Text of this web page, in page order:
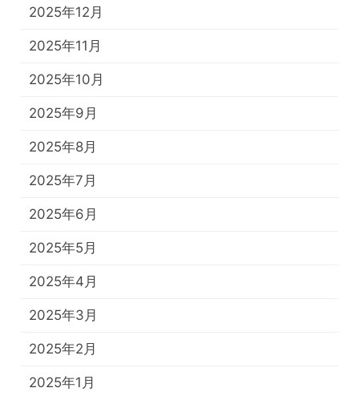
2025年12月
2025年11月
2025年10月
2025年9月
2025年8月
2025年7月
2025年6月
2025年5月
2025年4月
2025年3月
2025年2月
2025年1月